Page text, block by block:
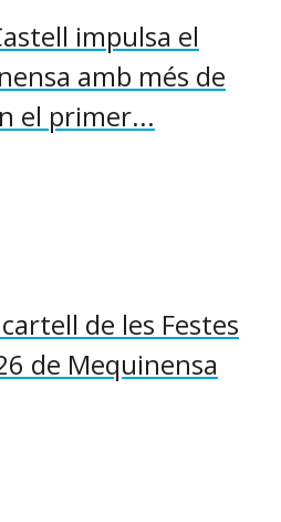
impulsa el
amb més de
el primer...
de les Festes
de Mequinensa